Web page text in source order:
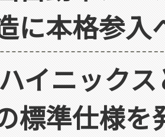
に本格参入
イニック
標準仕様を